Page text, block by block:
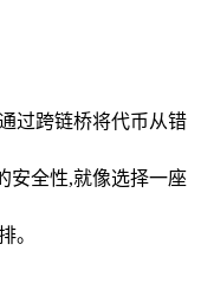
过跨链桥将代币从错
安全性,就像选择一座
。